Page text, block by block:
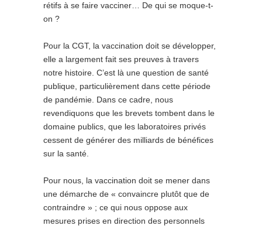
rétifs à se faire vacciner… De qui se moque-t-
on ?
Pour la CGT, la vaccination doit se développer,
elle a largement fait ses preuves à travers
notre histoire. C’est là une question de santé
publique, particulièrement dans cette période
de pandémie. Dans ce cadre, nous
revendiquons que les brevets tombent dans le
domaine publics, que les laboratoires privés
cessent de générer des milliards de bénéfices
sur la santé.
Pour nous, la vaccination doit se mener dans
une démarche de « convaincre plutôt que de
contraindre » ; ce qui nous oppose aux
mesures prises en direction des personnels